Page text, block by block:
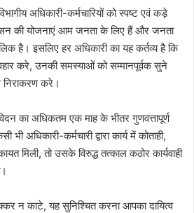
अधिकारी-कर्मचारियों को स्पष्ट एवं कड़े
की योजनाएं आम जनता के लिए हैं और जनता
है। इसलिए हर अधिकारी का यह कर्तव्य है कि
करे, उनकी समस्याओं को सम्मानपूर्वक सुने
निराकरण करे।
का अधिकतम एक माह के भीतर गुणवत्तापूर्ण
भी अधिकारी-कर्मचारी द्वारा कार्य में कोताही,
मिली, तो उसके विरुद्ध तत्काल कठोर कार्यवाही
न काटे, यह सुनिश्चित करना आपका दायित्व